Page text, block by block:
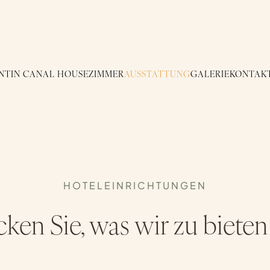
CANAL HOUSEZIMMERAUSSTATTUNGGALERIE
Sie, was wir zu
HOTELEINRICHTUNGEN